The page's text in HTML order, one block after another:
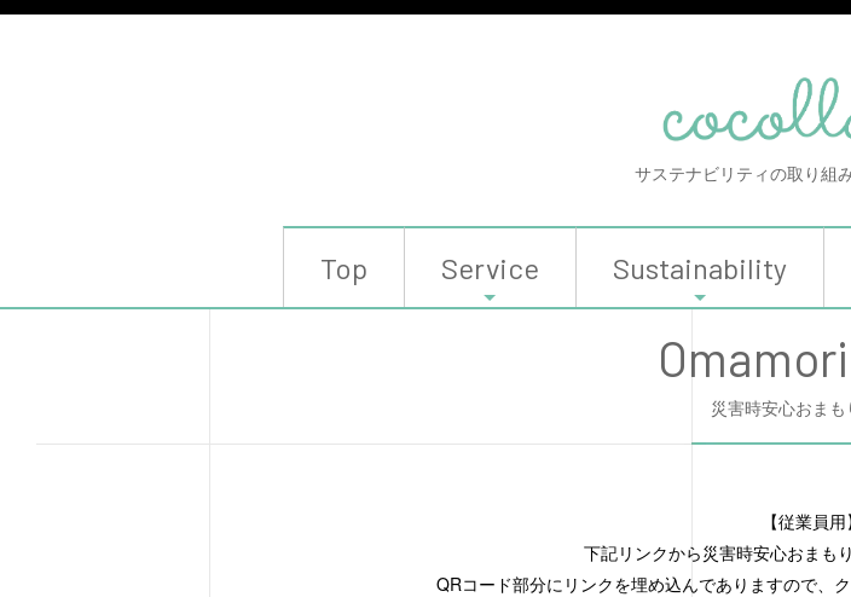
サステナビリティの取り組
Top Service Sustainability
災害時安心おまも
【従業員用
下記リンクから災害時安心おまも
QRコード部分にリンクを埋め込んでありますので、